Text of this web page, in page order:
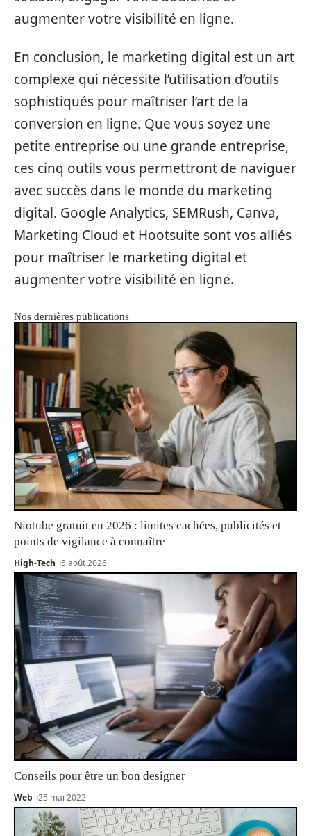
augmenter votre visibilité en ligne.
En conclusion, le marketing digital est un art
complexe qui nécessite l’utilisation d’outils
sophistiqués pour maîtriser l’art de la
conversion en ligne. Que vous soyez une
petite entreprise ou une grande entreprise,
ces cinq outils vous permettront de naviguer
avec succès dans le monde du marketing
digital. Google Analytics, SEMRush, Canva,
Marketing Cloud et Hootsuite sont vos alliés
pour maîtriser le marketing digital et
augmenter votre visibilité en ligne.
Nos dernières publications
Niotube gratuit en 2026 : limites cachées, publicités et
points de vigilance à connaître
High-Tech 5 août 2026
Conseils pour être un bon designer
Web 25 mai 2022